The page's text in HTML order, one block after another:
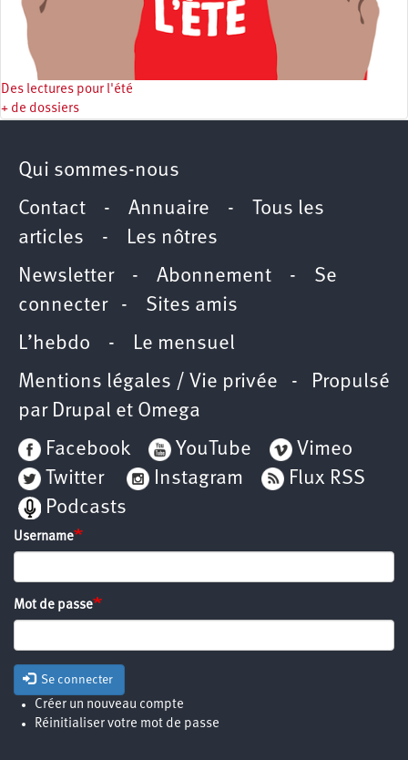
Des lectures pour l'été
+ de dossiers
Qui sommes-nous
Contact - Annuaire -
Tous les
articles - Les nôtres
Newsletter- Abonnement - Se
connecter- Sites amis
L’hebdo - Le mensuel
Mentions légales / Vie privée - Propulsé
par Drupal et Omega
Facebook
YouTube
Vimeo
Twitter
Instagram
Flux RSS
Podcasts
Username
Mot de passe
Se connecter
Créer un nouveau compte
Réinitialiser votre mot de passe